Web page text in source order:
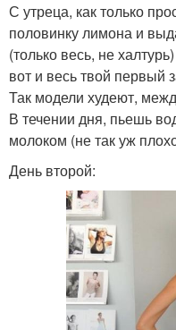
С утреца, как только
половинку лимона и
(только весь, не
вот и весь твой первый
Так модели худеют,
В течении дня, пьешь
молоком (не так уж
День второй: